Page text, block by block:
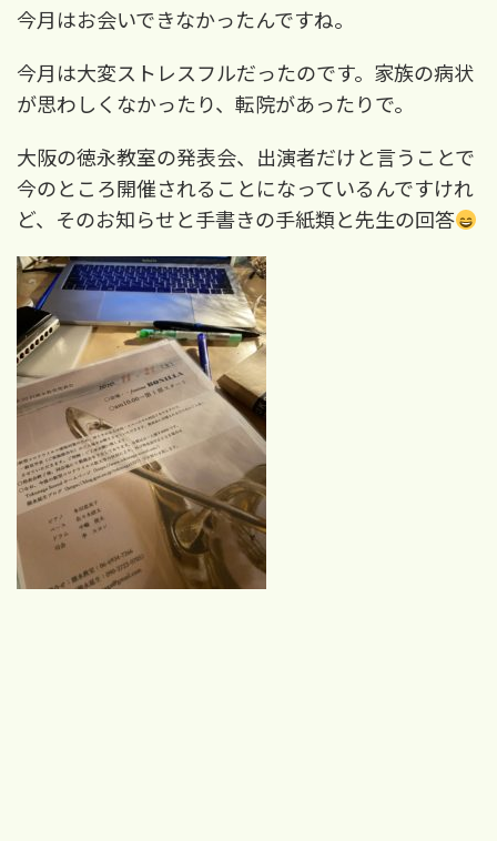
今月はお会いできなかったんですね。
今月は大変ストレスフルだったのです。家族の病状
が思わしくなかったり、転院があったりで。
大阪の徳永教室の発表会、出演者だけと言うことで
今のところ開催されることになっているんですけれ
ど、そのお知らせと手書きの手紙類と先生の回答